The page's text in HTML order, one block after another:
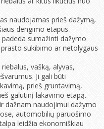
naudojamas prieš dažymą,
dengimo etapus.
sumažinti dažymo
sukibimo ar netolygaus
vašką, alyvas,
Ji gali būti
prieš gruntavimą,
galutinį lakavimo etapą.
dažnam naudojimui dažymo
automobilių paruošimo
leidžia ekonomiškiau